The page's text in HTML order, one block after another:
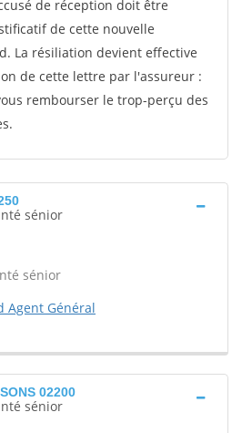
de réception doit être
de cette nouvelle
La résiliation devient effective
de cette lettre par l'assureur :
rembourser le trop-perçu des
sénior
sénior
Agent Général
02200
sénior